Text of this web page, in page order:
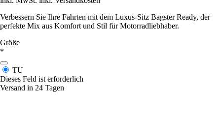
Verbessern Sie Ihre Fahrten mit dem Luxus-Sitz Bagster Ready, der
perfekte Mix aus Komfort und Stil für Motorradliebhaber.
Größe
*
TU
Dieses Feld ist erforderlich
Versand in 24 Tagen